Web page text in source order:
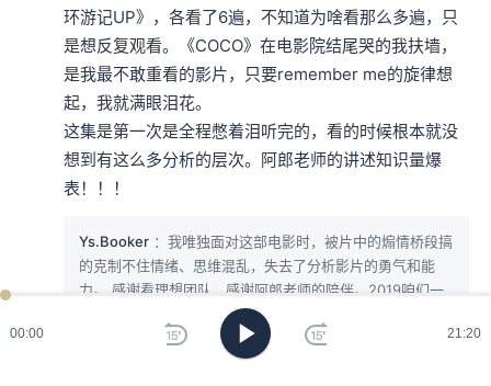
00:00 21:20
环游记UP》，各看了6遍，不知道为啥看那么多遍，只
是想反复观看。《COCO》在电影院结尾哭的我扶墙，
是我最不敢重看的影片，只要remember me的旋律想
起，我就满眼泪花。
这集是第一次是全程憋着泪听完的，看的时候根本就没
想到有这么多分析的层次。阿郎老师的讲述知识量爆
表！！！
Ys.Booker ：我唯独面对这部电影时，被片中的煽情桥段搞
的克制不住情绪、思维混乱，失去了分析影片的勇气和能
力。 感谢看理想团队，感谢阿郎老师的陪伴。2019咱们一